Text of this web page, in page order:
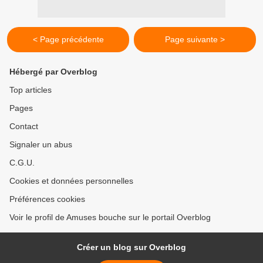
< Page précédente Page suivante >
Hébergé par Overblog
Top articles
Pages
Contact
Signaler un abus
C.G.U.
Cookies et données personnelles
Préférences cookies
Voir le profil de Amuses bouche sur le portail Overblog
Créer un blog sur Overblog